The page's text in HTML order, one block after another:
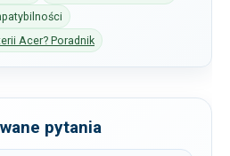
Acer? Poradnik
pytania